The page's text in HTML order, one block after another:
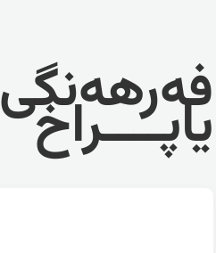
فەرهەنگی
یاپــــراخ